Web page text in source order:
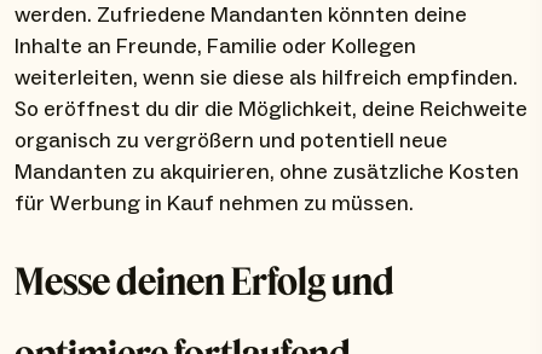
werden. Zufriedene Mandanten könnten deine
Inhalte an Freunde, Familie oder Kollegen
weiterleiten, wenn sie diese als hilfreich empfinden.
So eröffnest du dir die Möglichkeit, deine Reichweite
organisch zu vergrößern und potentiell neue
Mandanten zu akquirieren, ohne zusätzliche Kosten
für Werbung in Kauf nehmen zu müssen.
Messe deinen Erfolg und